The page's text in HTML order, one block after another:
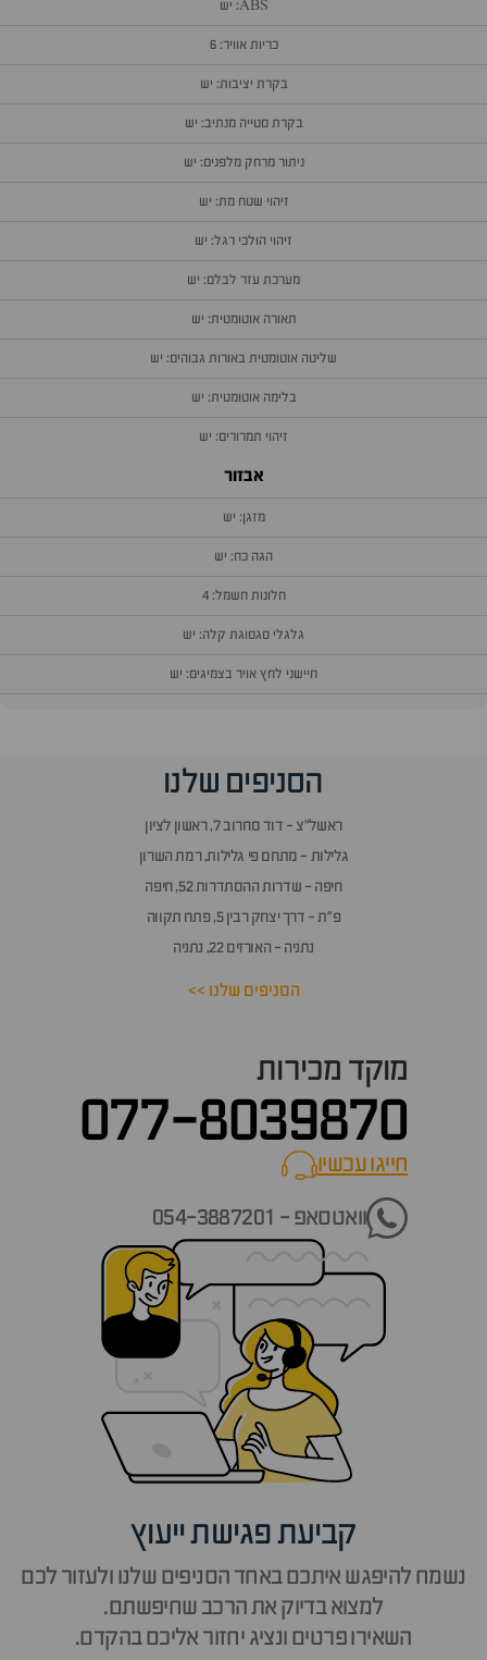
ABS: יש
כריות אוויר: 6
בקרת יציבות: יש
בקרת סטייה מנתיב: יש
ניתור מרחק מלפנים: יש
זיהוי שטח מת: יש
זיהוי הולכי רגל: יש
מערכת עזר לבלם: יש
תאורה אוטומטית: יש
שליטה אוטומטית באורות גבוהים: יש
בלימה אוטומטית: יש
זיהוי תמרורים: יש
אבזור
מזגן: יש
הגה כח: יש
חלונות חשמל: 4
גלגלי סגסוגת קלה: יש
חיישני לחץ אויר בצמיגים: יש
הסניפים שלנו
ראשל״צ - דוד סחרוב 7, ראשון לציון
גלילות - מתחם פי גלילות, רמת השרון
חיפה - שדרות ההסתדרות 52, חיפה
פ״ת - דרך יצחק רבין 5, פתח תקווה
נתניה - האורזים 22, נתניה
הסניפים שלנו >>
מוקד מכירות
077-8039870
חייגו עכשיוcall now
וואטסאפ - 054-3887201
קביעת פגישת ייעוץ
נשמח להיפגש איתכם באחד הסניפים שלנו ולעזור לכם
למצוא בדיוק את הרכב שחיפשתם.
השאירו פרטים ונציג יחזור אליכם בהקדם.